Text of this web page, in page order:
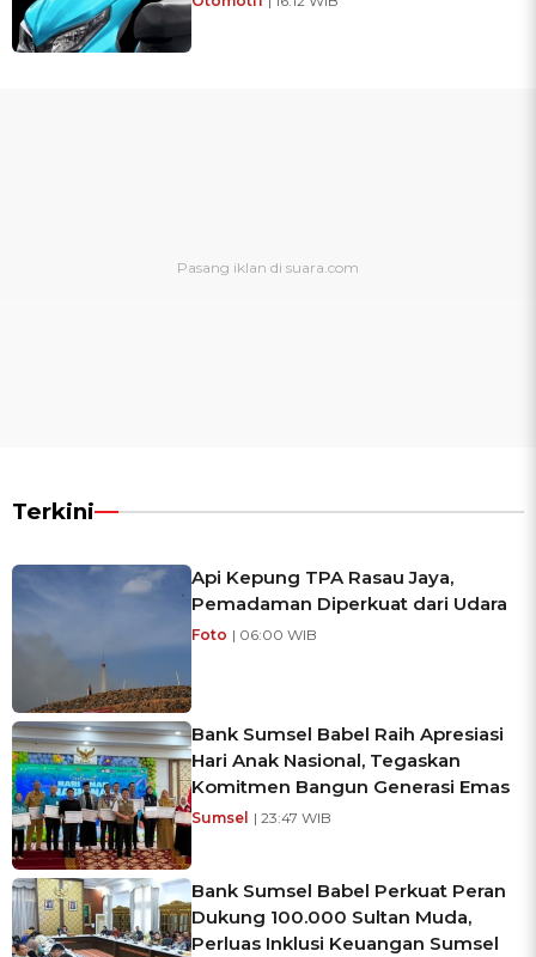
Terkini
Api Kepung TPA Rasau Jaya,
Pemadaman Diperkuat dari Udara
Foto | 06:00 WIB
Bank Sumsel Babel Raih Apresiasi
Hari Anak Nasional, Tegaskan
Komitmen Bangun Generasi Emas
Sumsel | 23:47 WIB
Bank Sumsel Babel Perkuat Peran
Dukung 100.000 Sultan Muda,
Perluas Inklusi Keuangan Sumsel